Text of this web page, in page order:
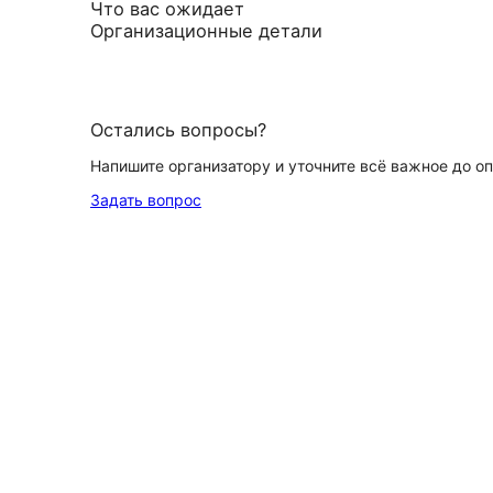
Что вас ожидает
Организационные детали
Остались вопросы?
Напишите организатору и уточните всё важное до
Задать вопрос